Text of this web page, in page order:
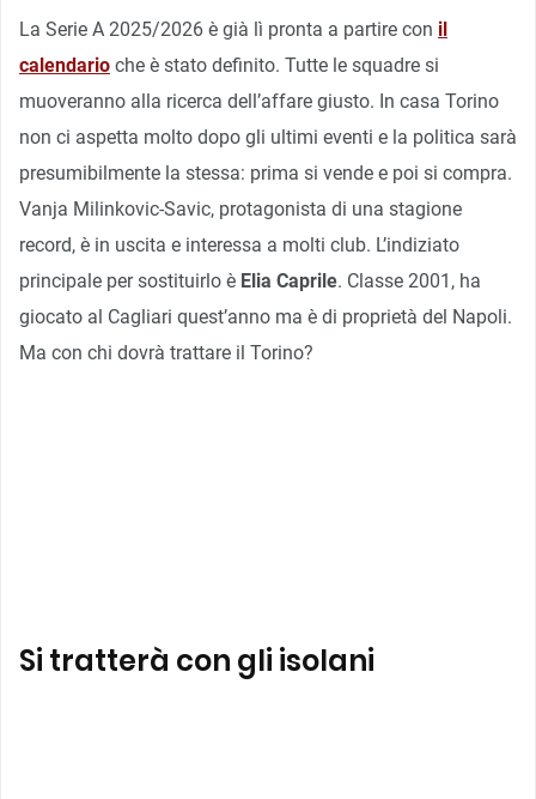
La Serie A 2025/2026 è già lì pronta a partire con il
calendario che è stato definito. Tutte le squadre si
muoveranno alla ricerca dell’affare giusto. In casa Torino
non ci aspetta molto dopo gli ultimi eventi e la politica sarà
presumibilmente la stessa: prima si vende e poi si compra.
Vanja Milinkovic-Savic, protagonista di una stagione
record, è in uscita e interessa a molti club. L’indiziato
principale per sostituirlo è Elia Caprile. Classe 2001, ha
giocato al Cagliari quest’anno ma è di proprietà del Napoli.
Ma con chi dovrà trattare il Torino?
Si tratterà con gli isolani